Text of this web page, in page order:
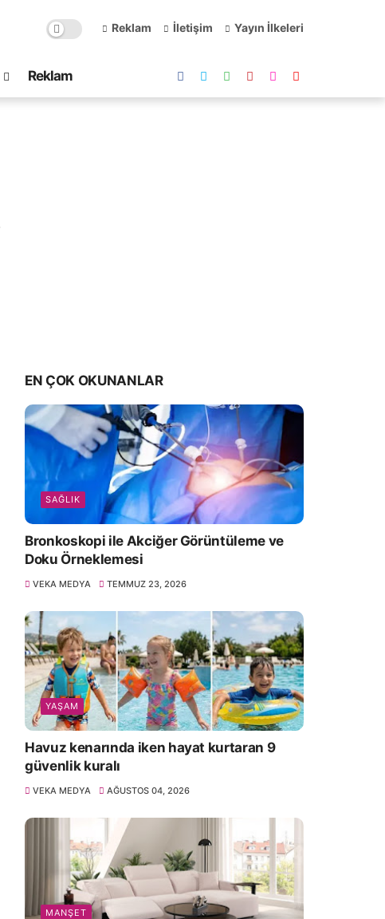
Reklam İletişim Yayın İlkeleri
Reklam
EN ÇOK OKUNANLAR
SAĞLIK
Bronkoskopi ile Akciğer Görüntüleme ve
Doku Örneklemesi
VEKA MEDYA TEMMUZ 23, 2026
YAŞAM
Havuz kenarında iken hayat kurtaran 9
güvenlik kuralı
VEKA MEDYA AĞUSTOS 04, 2026
MANŞET